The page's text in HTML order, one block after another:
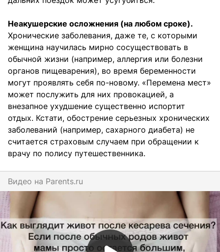
Неакушерские осложнения (на любом сроке).
Хронические заболевания, даже те, с которыми
женщина научилась мирно сосуществовать в
обычной жизни (например, аллергия или болезни
органов пищеварения), во время беременности
могут проявлять себя по-новому. «Перемена мест»
может послужить для них провокацией, а
внезапное ухудшение существенно испортит
отдых. Кстати, обострение серьезных хронических
заболеваний (например, сахарного диабета) не
считается страховым случаем при обращении к
врачу по полису путешественника.
Видео на parents.ru